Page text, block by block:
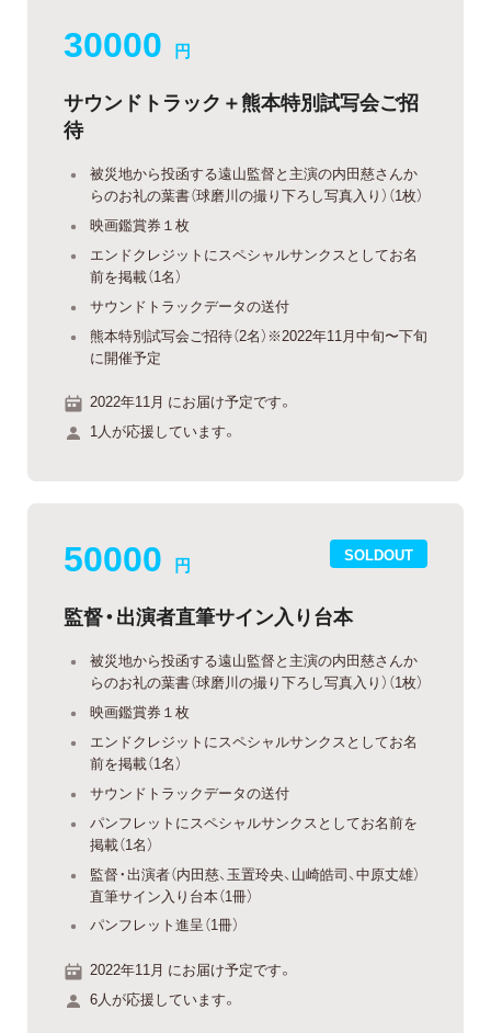
30000 円
サウンドトラック＋熊本特別試写会ご招
待
被災地から投函する遠山監督と主演の内田慈さんか
らのお礼の葉書（球磨川の撮り下ろし写真入り）（1枚）
映画鑑賞券１枚
エンドクレジットにスペシャルサンクスとしてお名
前を掲載（1名）
サウンドトラックデータの送付
熊本特別試写会ご招待（2名）※2022年11月中旬〜下旬
に開催予定
2022年11月 にお届け予定です。
1人が応援しています。
SOLDOUT
50000 円
監督・出演者直筆サイン入り台本
被災地から投函する遠山監督と主演の内田慈さんか
らのお礼の葉書（球磨川の撮り下ろし写真入り）（1枚）
映画鑑賞券１枚
エンドクレジットにスペシャルサンクスとしてお名
前を掲載（1名）
サウンドトラックデータの送付
パンフレットにスペシャルサンクスとしてお名前を
掲載（1名）
監督・出演者（内田慈、玉置玲央、山崎皓司、中原丈雄）
直筆サイン入り台本（1冊）
パンフレット進呈（1冊）
2022年11月 にお届け予定です。
6人が応援しています。